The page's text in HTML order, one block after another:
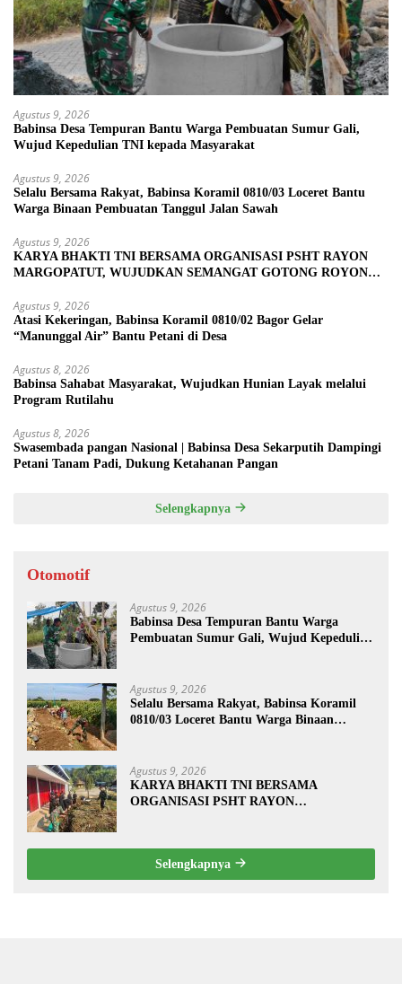
Agustus 9, 2026
Babinsa Desa Tempuran Bantu Warga Pembuatan Sumur Gali,
Wujud Kepedulian TNI kepada Masyarakat
Agustus 9, 2026
Selalu Bersama Rakyat, Babinsa Koramil 0810/03 Loceret Bantu
Warga Binaan Pembuatan Tanggul Jalan Sawah
Agustus 9, 2026
KARYA BHAKTI TNI BERSAMA ORGANISASI PSHT RAYON
MARGOPATUT, WUJUDKAN SEMANGAT GOTONG ROYONG
Agustus 9, 2026
Atasi Kekeringan, Babinsa Koramil 0810/02 Bagor Gelar
“Manunggal Air” Bantu Petani di Desa
Agustus 8, 2026
Babinsa Sahabat Masyarakat, Wujudkan Hunian Layak melalui
Program Rutilahu
Agustus 8, 2026
Swasembada pangan Nasional | Babinsa Desa Sekarputih Dampingi
Petani Tanam Padi, Dukung Ketahanan Pangan
Selengkapnya
Otomotif
Agustus 9, 2026
Babinsa Desa Tempuran Bantu Warga
Pembuatan Sumur Gali, Wujud Kepedulian
Agustus 9, 2026
Selalu Bersama Rakyat, Babinsa Koramil
0810/03 Loceret Bantu Warga Binaan
Agustus 9, 2026
KARYA BHAKTI TNI BERSAMA
ORGANISASI PSHT RAYON
KEMANUNGGALAN TNI-RAKYAT
Selengkapnya